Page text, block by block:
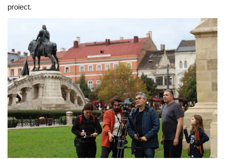
proiect.